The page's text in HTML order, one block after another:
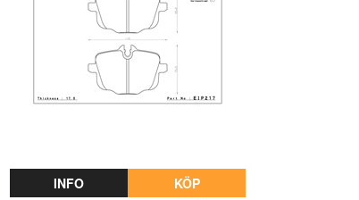
INFO KÖP